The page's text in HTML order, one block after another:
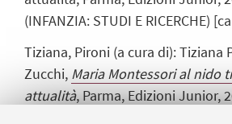
(INFANZIA: STUDI E RICERCHE)
Tiziana, Pironi (a cura di): Tiziana
Zucchi, Maria Montessori al nido
attualità, Parma, Edizioni Junior,